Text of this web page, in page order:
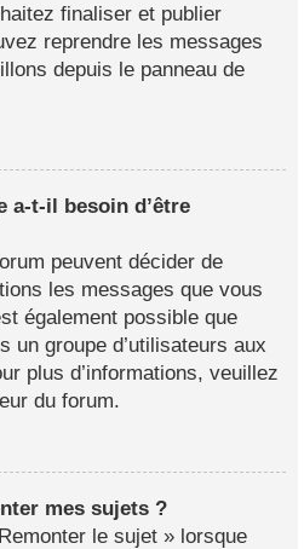
finaliser et publier
reprendre les messages
depuis le panneau de
a-t-il besoin d’être
peuvent décider de
les messages que vous
également possible que
un groupe d’utilisateurs aux
plus d’informations, veuillez
du forum.
mes sujets ?
le sujet » lorsque